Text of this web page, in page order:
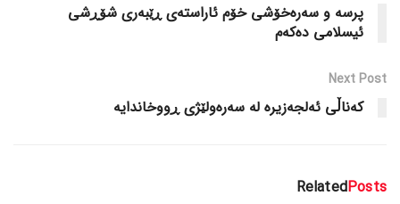
پرسه‌ و سه‌ره‌خۆشی خۆم ئاراسته‌ی ڕێبه‌ری شۆڕشی
ئیسلامی ده‌که‌م
Next Post
که‌ناڵی ئه‌لجه‌زیره‌ له‌ سه‌ره‌ولێژی ڕووخاندایه‌
RelatedPosts